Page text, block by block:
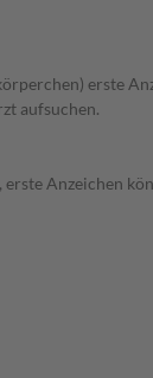
erste
aufsuchen.
Anzeichen